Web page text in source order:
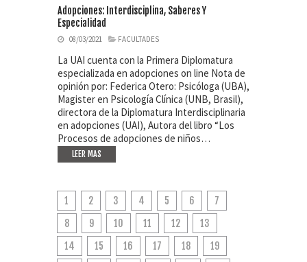
Adopciones: Interdisciplina, Saberes Y
Especialidad
08/03/2021 FACULTADES
La UAI cuenta con la Primera Diplomatura
especializada en adopciones on line Nota de
opinión por: Federica Otero: Psicóloga (UBA),
Magister en Psicología Clínica (UNB, Brasil),
directora de la Diplomatura Interdisciplinaria
en adopciones (UAI), Autora del libro “Los
Procesos de adopciones de niños…
LEER MAS
1 2 3 4 5 6
7
8
9 10 11 12
13
14
15 16 17 18
19